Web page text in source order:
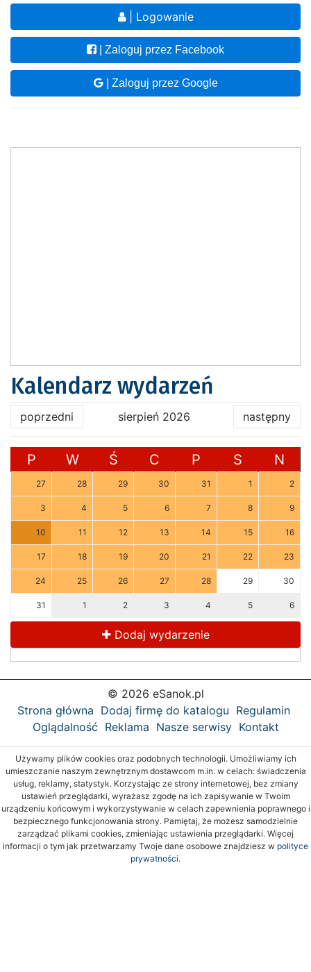
| Logowanie
| Zaloguj przez Facebook
| Zaloguj przez Google
Kalendarz wydarzeń
poprzedni sierpień 2026 następny
P W Ś C P S N
27 28 29 30 31 1 2
3 4 5 6 7 8 9
10 11 12 13 14 15 16
17 18 19 20 21 22 23
24 25 26 27 28 29 30
31 1 2 3 4 5 6
Dodaj wydarzenie
© 2026 eSanok.pl
Strona główna Dodaj firmę do katalogu Regulamin
Oglądalność Reklama Nasze serwisy Kontakt
Używamy plików cookies oraz podobnych technologii. Umożliwiamy ich
umieszczanie naszym zewnętrznym dostawcom m.in. w celach: świadczenia
usług, reklamy, statystyk. Korzystając ze strony internetowej, bez zmiany
ustawień przeglądarki, wyrażasz zgodę na ich zapisywanie w Twoim
urządzeniu końcowym i wykorzystywanie w celach zapewnienia poprawnego i
bezpiecznego funkcjonowania strony. Pamiętaj, że możesz samodzielnie
zarządzać plikami cookies, zmieniając ustawienia przeglądarki. Więcej
informacji o tym jak przetwarzamy Twoje dane osobowe znajdziesz w polityce
prywatności.